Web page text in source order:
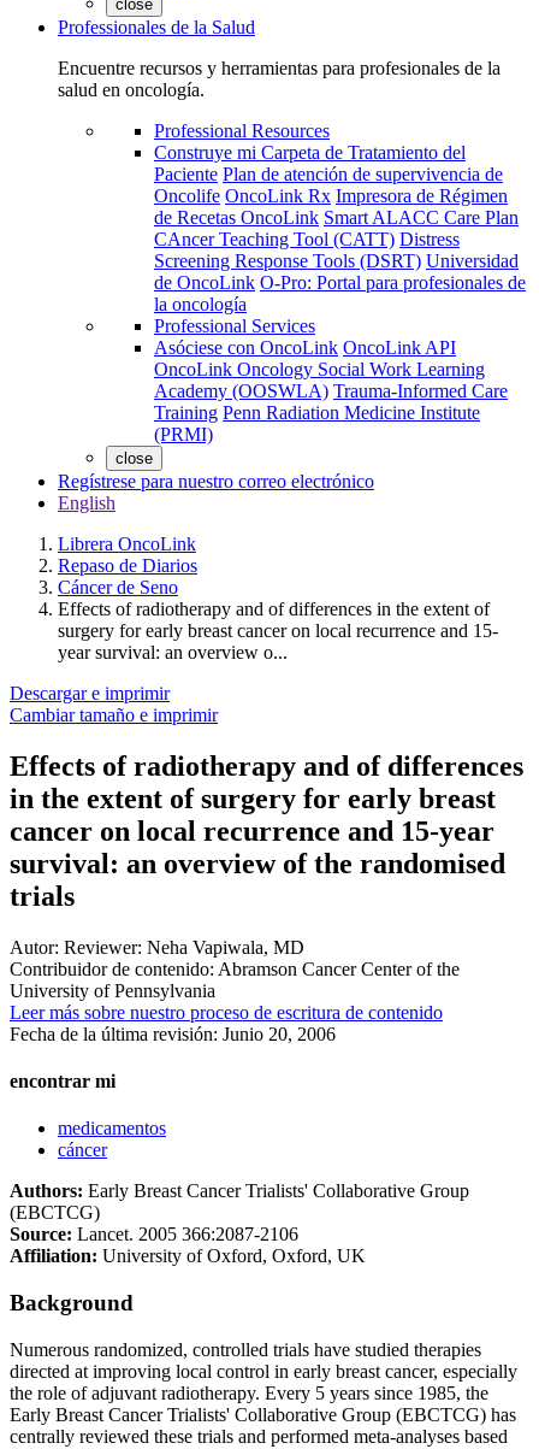
close
Professionales de la Salud
Encuentre recursos y herramientas para profesionales de la
salud en oncología.
Professional Resources
Construye mi Carpeta de Tratamiento del
Paciente Plan de atención de supervivencia de
Oncolife OncoLink Rx Impresora de Régimen
de Recetas OncoLink Smart ALACC Care Plan
CAncer Teaching Tool (CATT) Distress
Screening Response Tools (DSRT) Universidad
de OncoLink O-Pro: Portal para profesionales de
la oncología
Professional Services
Asóciese con OncoLink OncoLink API
OncoLink Oncology Social Work Learning
Academy (OOSWLA) Trauma-Informed Care
Training Penn Radiation Medicine Institute
(PRMI)
close
Regístrese para nuestro correo electrónico
English
Librera OncoLink
Repaso de Diarios
Cáncer de Seno
Effects of radiotherapy and of differences in the extent of
surgery for early breast cancer on local recurrence and 15-
year survival: an overview o...
Descargar e imprimir
Cambiar tamaño e imprimir
Effects of radiotherapy and of differences
in the extent of surgery for early breast
cancer on local recurrence and 15-year
survival: an overview of the randomised
trials
Autor: Reviewer: Neha Vapiwala, MD
Contribuidor de contenido: Abramson Cancer Center of the
University of Pennsylvania
Leer más sobre nuestro proceso de escritura de contenido
Fecha de la última revisión: Junio 20, 2006
encontrar mi
medicamentos
cáncer
Authors: Early Breast Cancer Trialists' Collaborative Group
(EBCTCG)
Source: Lancet. 2005 366:2087-2106
Affiliation: University of Oxford, Oxford, UK
Background
Numerous randomized, controlled trials have studied therapies
directed at improving local control in early breast cancer, especially
the role of adjuvant radiotherapy. Every 5 years since 1985, the
Early Breast Cancer Trialists' Collaborative Group (EBCTCG) has
centrally reviewed these trials and performed meta-analyses based